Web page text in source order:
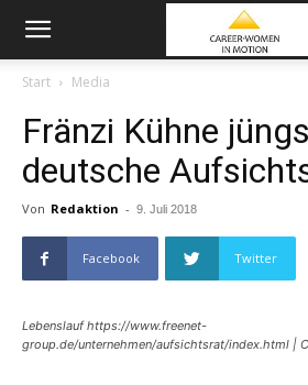
Start Media
Fränzi Kühne
deutsche
Von Redaktion - 9. Juli 2018
Facebook Twitter
Lebenslauf https://www.freenet-
group.de/unternehmen/aufsichtsrat/index.html |